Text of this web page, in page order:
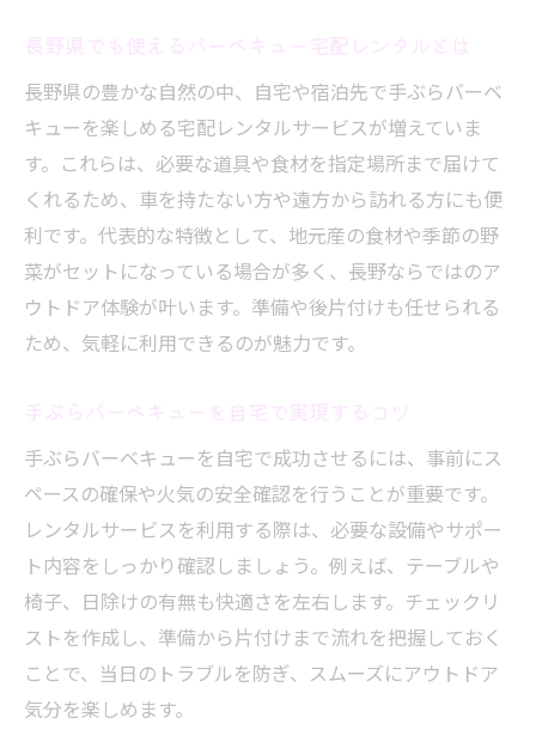
長野県の豊かな自然の中、自宅や宿泊先で手ぶらバーベ
キューを楽しめる宅配レンタルサービスが増えていま
す。これらは、必要な道具や食材を指定場所まで届けて
くれるため、車を持たない方や遠方から訪れる方にも便
利です。代表的な特徴として、地元産の食材や季節の野
菜がセットになっている場合が多く、長野ならではのア
ウトドア体験が叶います。準備や後片付けも任せられる
ため、気軽に利用できるのが魅力です。
手ぶらバーベキューを自宅で成功させるには、事前にス
ペースの確保や火気の安全確認を行うことが重要です。
レンタルサービスを利用する際は、必要な設備やサポー
ト内容をしっかり確認しましょう。例えば、テーブルや
椅子、日除けの有無も快適さを左右します。チェックリ
ストを作成し、準備から片付けまで流れを把握しておく
ことで、当日のトラブルを防ぎ、スムーズにアウトドア
気分を楽しめます。